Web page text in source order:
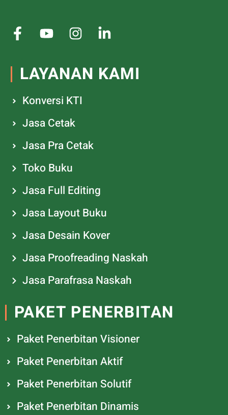
LAYANAN KAMI
Konversi KTI
Jasa Cetak
Jasa Pra Cetak
Toko Buku
Jasa Full Editing
Jasa Layout Buku
Jasa Desain Kover
Jasa Proofreading Naskah
Jasa Parafrasa Naskah
PAKET PENERBITAN
Paket Penerbitan Visioner
Paket Penerbitan Aktif
Paket Penerbitan Solutif
Paket Penerbitan Dinamis